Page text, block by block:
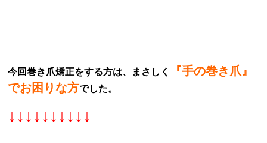
今回巻き爪矯正をする方は、まさしく
『手の巻き爪』
でお困りな方でした。
↓↓↓↓↓↓↓↓↓↓